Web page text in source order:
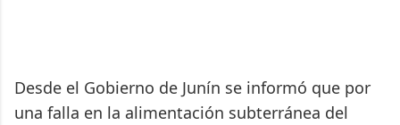
Desde el Gobierno de Junín se informó que por
una falla en la alimentación subterránea del